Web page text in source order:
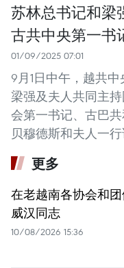
苏林总书记和梁
古共中央第一书
01/09/2025 07:01
9月1日中午，越共
梁强及夫人共同主
会第一书记、古巴共
贝穆德斯和夫人一行
更多
在老越南各协会和
威汉同志
10/08/2026 15:36